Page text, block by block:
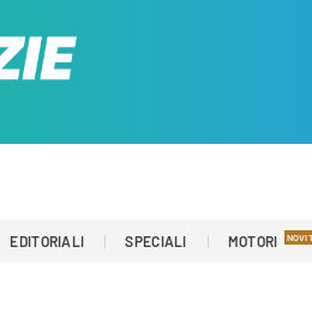
EDITORIALI SPECIALI MOTORI